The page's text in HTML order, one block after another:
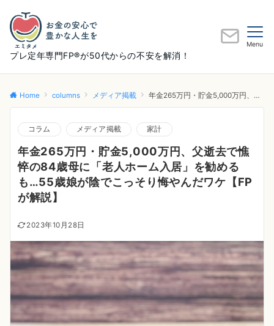
プレ定年専門FP®が50代からの不安を解消！
Menu
Home columns メディア掲載 年金265万円・貯金5,000万円、父逝去で憔悴の84歳母に「老人ホーム入居」を勧めるも…55歳娘が陰でこっそり悔やんだワケ【FPが解説】
コラム メディア掲載 家計
年金265万円・貯金5,000万円、父逝去で憔
悴の84歳母に「老人ホーム入居」を勧める
も…55歳娘が陰でこっそり悔やんだワケ【FP
が解説】
2023年10月28日